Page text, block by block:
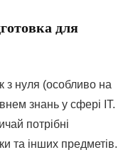
для
з нуля (особливо на
знань у сфері IT.
потрібні
та інших предметів.